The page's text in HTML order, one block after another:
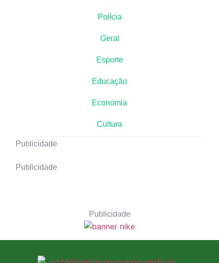
Polícia
Geral
Esporte
Educação
Economia
Cultura
Publicidade
Publicidade
Publicidade